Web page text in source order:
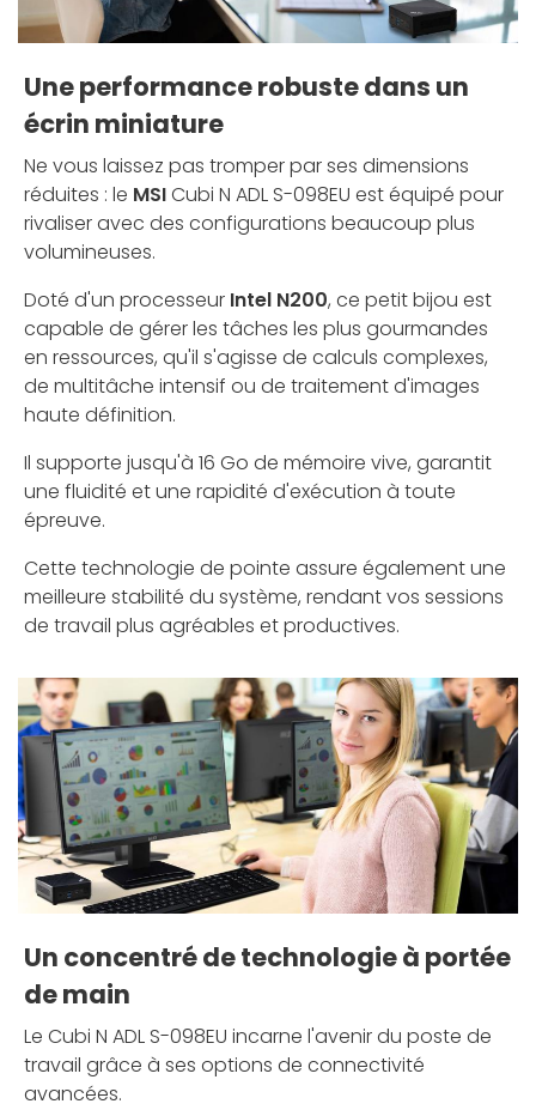
Une performance robuste dans un
écrin miniature
Ne vous laissez pas tromper par ses dimensions
réduites : le MSICubi N ADL S-098EU est équipé pour
rivaliser avec des configurations beaucoup plus
volumineuses.
Doté d'un processeur Intel N200, ce petit bijou est
capable de gérer les tâches les plus gourmandes
en ressources, qu'il s'agisse de calculs complexes,
de multitâche intensif ou de traitement d'images
haute définition.
Il supporte jusqu'à 16 Go de mémoire vive, garantit
une fluidité et une rapidité d'exécution à toute
épreuve.
Cette technologie de pointe assure également une
meilleure stabilité du système, rendant vos sessions
de travail plus agréables et productives.
Un concentré de technologie à portée
de main
Le Cubi N ADL S-098EU incarne l'avenir du poste de
travail grâce à ses options de connectivité
avancées.